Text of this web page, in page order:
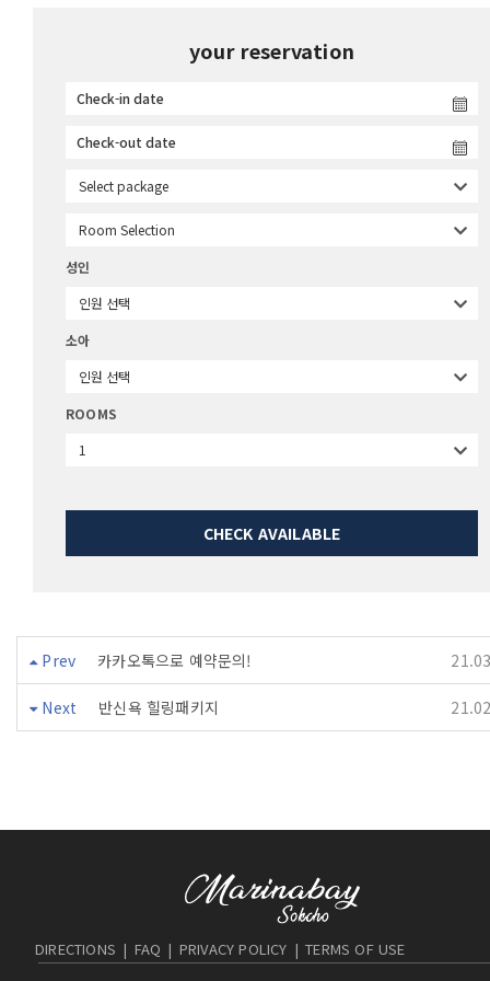
your reservation
Select package
Room Selection
성인
인원 선택
소아
인원 선택
ROOMS
1
CHECK AVAILABLE
Prev 카카오톡으로 예약문의!
Next 반신욕 힐링패키지
DIRECTIONS | FAQ | PRIVACY POLICY | TERMS OF USE